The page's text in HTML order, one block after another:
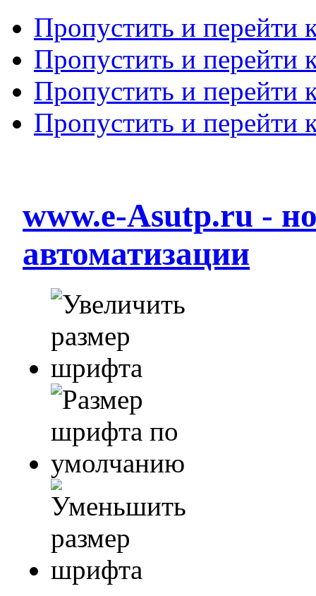
Пропустить и перейти
Пропустить и перейти
Пропустить и перейти
Пропустить и перейти
www.e-Asutp.ru -
автоматизации